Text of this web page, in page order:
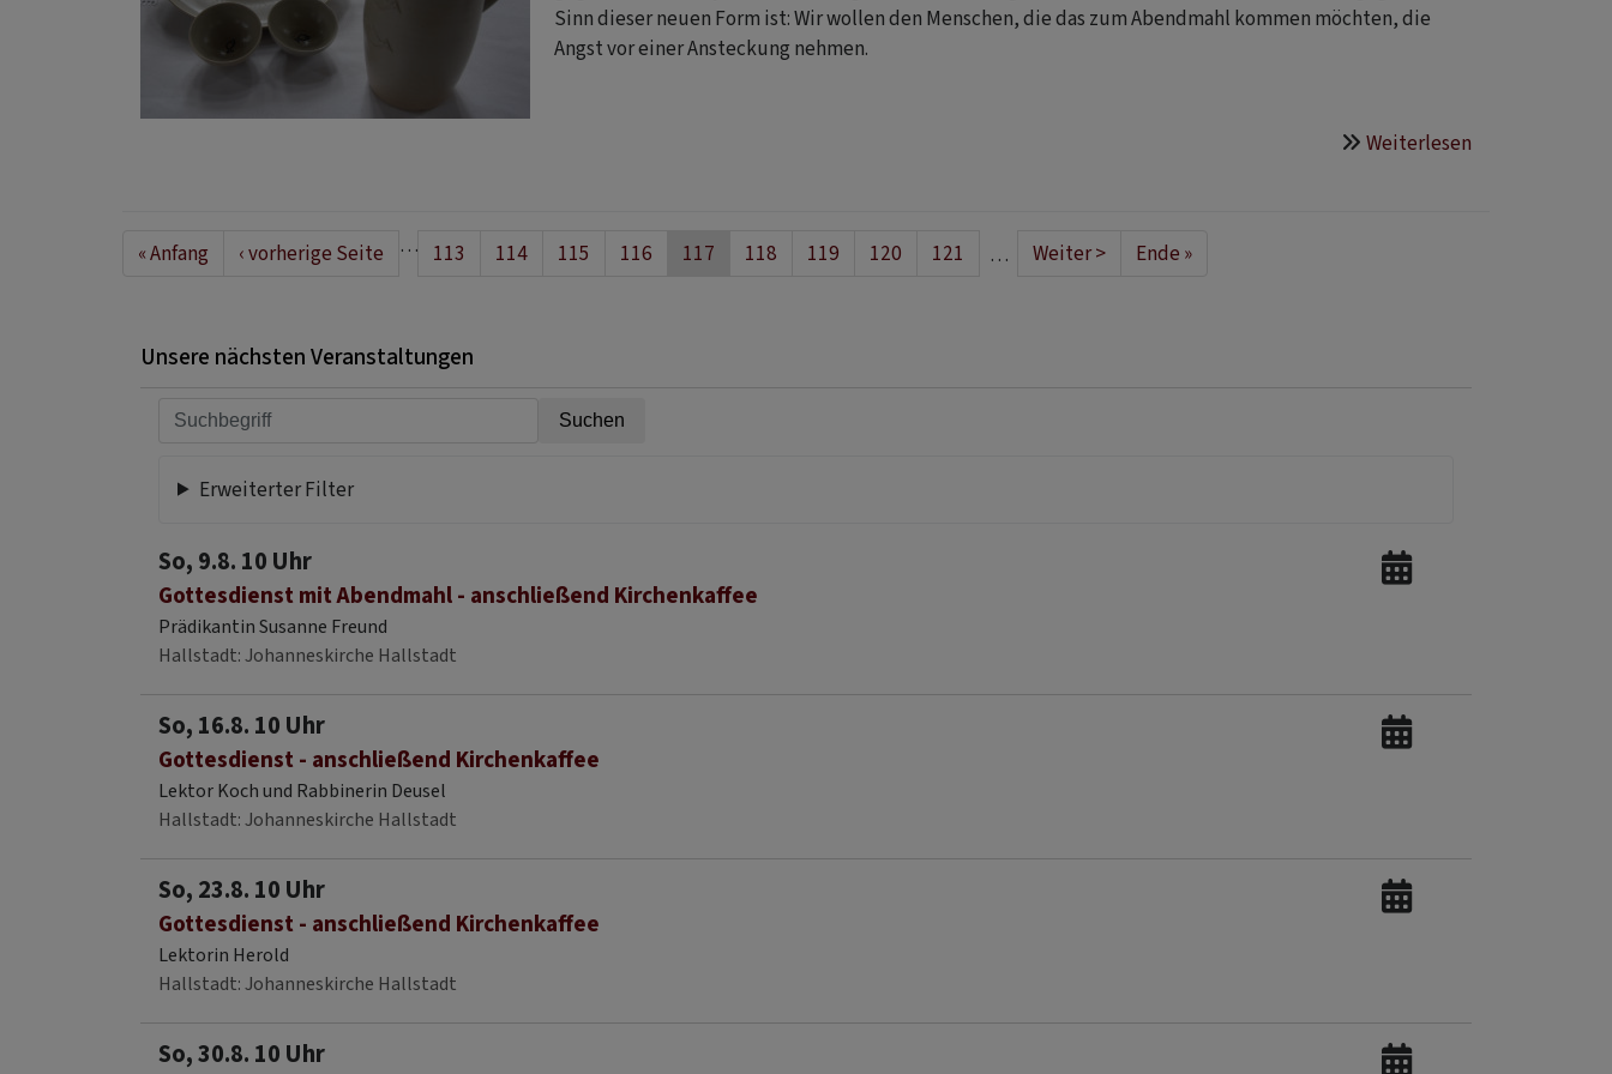
Sinn dieser neuen Form ist: Wir wollen den Menschen, die das zum Abendmahl kommen möchten, die
Angst vor einer Ansteckung nehmen.
Weiterlesen
Seitennummerierung
First
« Anfang
Vorherige
‹ vorherige Seite … Seite
113 Seite
114 Seite
115 Seite
116
Aktuelle
117 Seite
118 Seite
119 Seite
120 Seite
121 …
Nächste
Weiter >
Last
Ende »
Unsere nächsten Veranstaltungen
Erweiterter Filter
So, 9.8. 10 Uhr
Gottesdienst mit Abendmahl - anschließend Kirchenkaffee
Prädikantin Susanne Freund
Hallstadt Johanneskirche Hallstadt
So, 16.8. 10 Uhr
Gottesdienst - anschließend Kirchenkaffee
Lektor Koch und Rabbinerin Deusel
Hallstadt Johanneskirche Hallstadt
So, 23.8. 10 Uhr
Gottesdienst - anschließend Kirchenkaffee
Lektorin Herold
Hallstadt Johanneskirche Hallstadt
So, 30.8. 10 Uhr